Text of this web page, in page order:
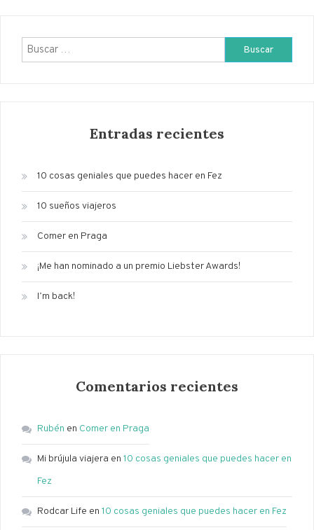
Buscar:
Entradas recientes
10 cosas geniales que puedes hacer en Fez
10 sueños viajeros
Comer en Praga
¡Me han nominado a un premio Liebster Awards!
I’m back!
Comentarios recientes
Rubén en Comer en Praga
Mi brújula viajera en 10 cosas geniales que puedes hacer en
Fez
Rodcar Life en 10 cosas geniales que puedes hacer en Fez